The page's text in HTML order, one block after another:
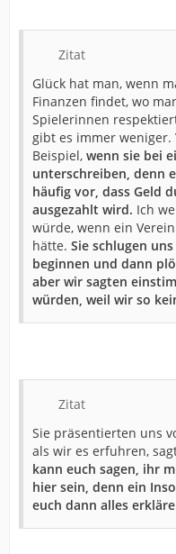
Zitat
Glück hat man, wenn
Finanzen findet, wo
Spielerinnen
gibt es immer weniger.
Beispiel, wenn sie bei
unterschreiben, denn
häufig vor, dass Geld
ausgezahlt wird. Ich
würde, wenn ein
hätte. Sie schlugen
beginnen und dann
aber wir sagten
würden, weil wir so
Zitat
Sie präsentierten uns
als wir es erfuhren,
kann euch sagen, ihr
hier sein, denn ein
euch dann alles